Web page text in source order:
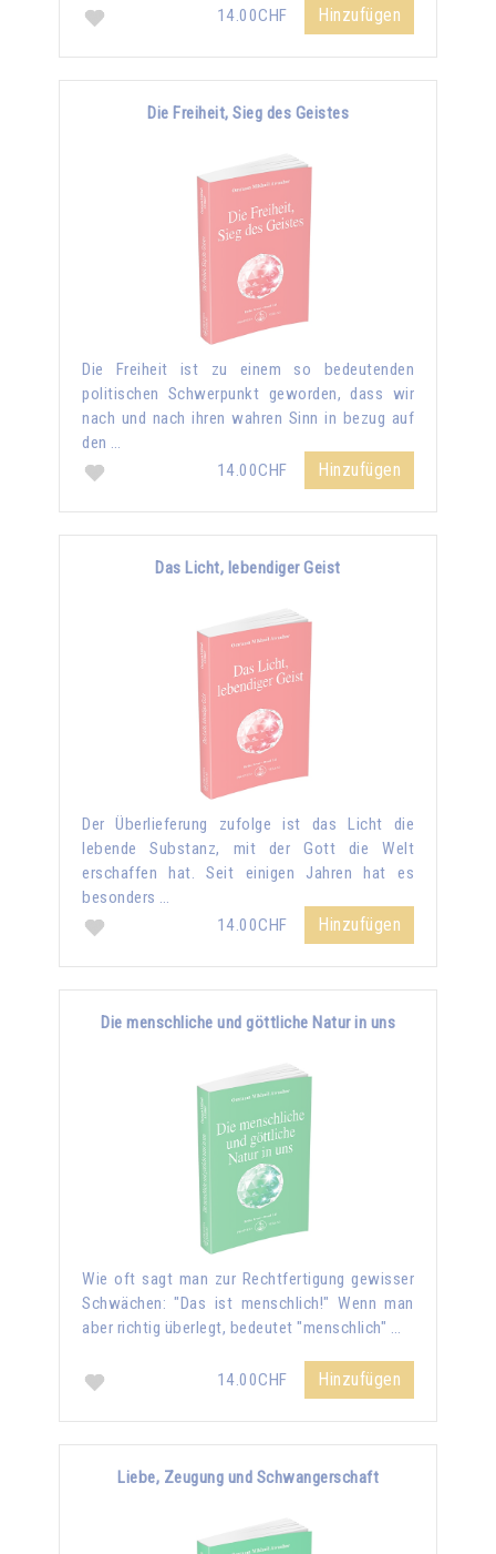
14.00CHF
Hinzufügen
Die Freiheit, Sieg des Geistes
Die Freiheit ist zu einem so bedeutenden
politischen Schwerpunkt geworden, dass wir
nach und nach ihren wahren Sinn in bezug auf
den …
14.00CHF
Hinzufügen
Das Licht, lebendiger Geist
Der Überlieferung zufolge ist das Licht die
lebende Substanz, mit der Gott die Welt
erschaffen hat. Seit einigen Jahren hat es
besonders …
14.00CHF
Hinzufügen
Die menschliche und göttliche Natur in uns
Wie oft sagt man zur Rechtfertigung gewisser
Schwächen: "Das ist menschlich!" Wenn man
aber richtig überlegt, bedeutet "menschlich" …
14.00CHF Hinzufügen
Liebe, Zeugung und Schwangerschaft